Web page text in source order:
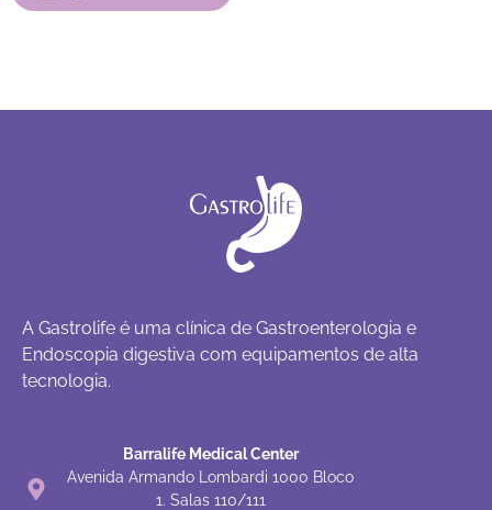
A Gastrolife é uma clínica de Gastroenterologia e
Endoscopia digestiva com equipamentos de alta
tecnologia.
Barralife Medical Center
Avenida Armando Lombardi 1000 Bloco
1. Salas 110/111